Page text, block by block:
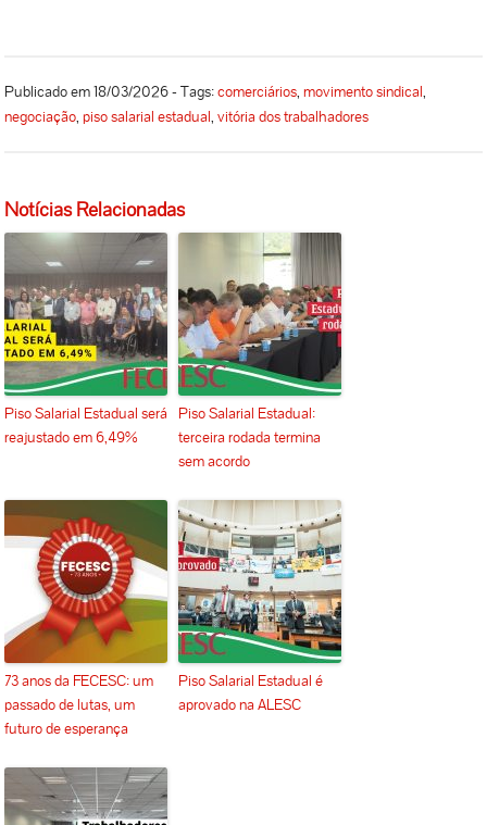
Publicado em 18/03/2026 - Tags:comerciários,movimento sindical,
negociação,piso salarial estadual,vitória dos trabalhadores
Notícias Relacionadas
Piso Salarial Estadual será
reajustado em 6,49%
Piso Salarial Estadual:
terceira rodada termina
sem acordo
73 anos da FECESC: um
passado de lutas, um
futuro de esperança
Piso Salarial Estadual é
aprovado na ALESC